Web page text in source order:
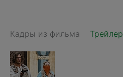
Кадры из фильма Трейлер